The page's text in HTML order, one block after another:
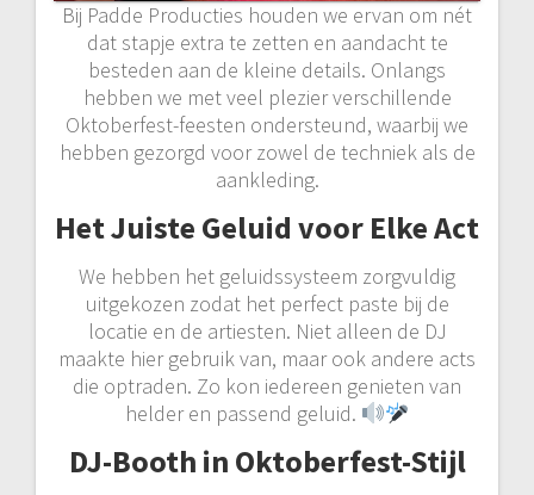
Bij Padde Producties houden we ervan om nét
dat stapje extra te zetten en aandacht te
besteden aan de kleine details. Onlangs
hebben we met veel plezier verschillende
Oktoberfest-feesten ondersteund, waarbij we
hebben gezorgd voor zowel de techniek als de
aankleding.
Het Juiste Geluid voor Elke Act
We hebben het geluidssysteem zorgvuldig
uitgekozen zodat het perfect paste bij de
locatie en de artiesten. Niet alleen de DJ
maakte hier gebruik van, maar ook andere acts
die optraden. Zo kon iedereen genieten van
helder en passend geluid.
DJ-Booth in Oktoberfest-Stijl